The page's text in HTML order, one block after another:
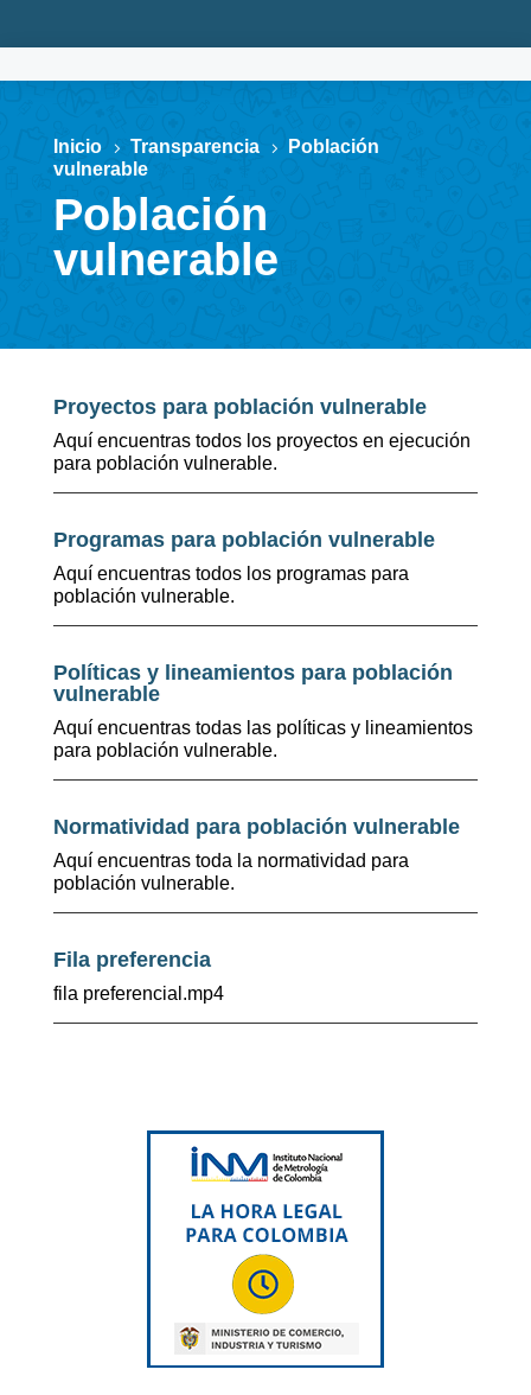
Inicio 5 Transparencia 5
Población
vulnerable
Población
vulnerable
Proyectos para población vulnerable
Aquí encuentras todos los proyectos en ejecución
para población vulnerable.
Programas para población vulnerable
Aquí encuentras todos los programas para
población vulnerable.
Políticas y lineamientos para población
vulnerable
Aquí encuentras todas las políticas y lineamientos
para población vulnerable.
Normatividad para población vulnerable
Aquí encuentras toda la normatividad para
población vulnerable.
Fila preferencia
fila preferencial.mp4